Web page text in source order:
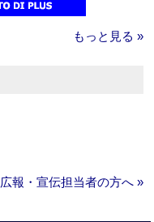
もっと見る »
広報・宣伝担当者の方へ »